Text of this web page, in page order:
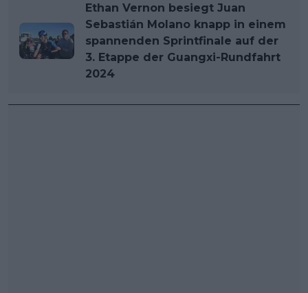
Ethan Vernon besiegt Juan
Sebastián Molano knapp in einem
spannenden Sprintfinale auf der
3. Etappe der Guangxi-Rundfahrt
2024